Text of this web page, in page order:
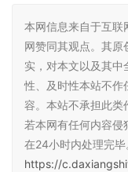
本网信息来自于互联
网赞同其观点。其原
实，对本文以及其中
性、及时性本站不作
容。本站不承担此类
若本网有任何内容侵
在24小时内处理完毕
https://